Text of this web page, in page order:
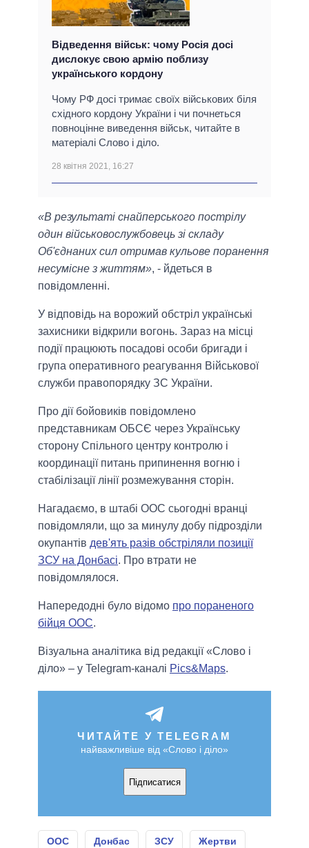
Відведення військ: чому Росія досі
дислокує свою армію поблизу
українського кордону
Чому РФ досі тримає своїх військових біля
східного кордону України і чи почнеться
повноцінне виведення військ, читайте в
матеріалі Слово і діло.
28 квітня 2021, 16:27
«В результаті снайперського пострілу
один військовослужбовець зі складу
Об'єднаних сил отримав кульове поранення
несумісне з життям», - йдеться в
повідомленні.
У відповідь на ворожий обстріл українські
захисники відкрили вогонь. Зараз на місці
події працюють посадові особи бригади і
група оперативного реагування Військової
служби правопорядку ЗС України.
Про дії бойовиків повідомлено
представникам ОБСЄ через Українську
сторону Спільного центру контролю і
координації питань припинення вогню і
стабілізації лінії розмежування сторін.
Нагадаємо, в штабі ООС сьогодні вранці
повідомляли, що за минулу добу підрозділи
окупантів дев'ять разів обстріляли позиції
ЗСУ на Донбасі. Про втрати не
повідомлялося.
Напередодні було відомо про пораненого
бійця ООС.
Візуальна аналітика від редакції «Слово і
діло» – у Telegram-каналі Pics&Maps.
ЧИТАЙТЕ У TELEGRAM
найважливіше від «Слово і діло»
Підписатися
ООС Донбас ЗСУ Жертви